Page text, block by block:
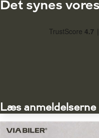
Det synes
Læs anmeldelserne